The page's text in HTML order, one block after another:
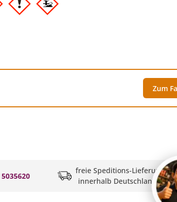
Zum
freie Speditions-Lieferung
innerhalb Deutschlands